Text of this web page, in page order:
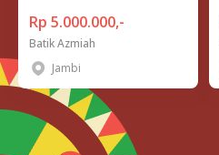
kencana
Rp 5.000.000,-
Batik Azmiah
Jambi